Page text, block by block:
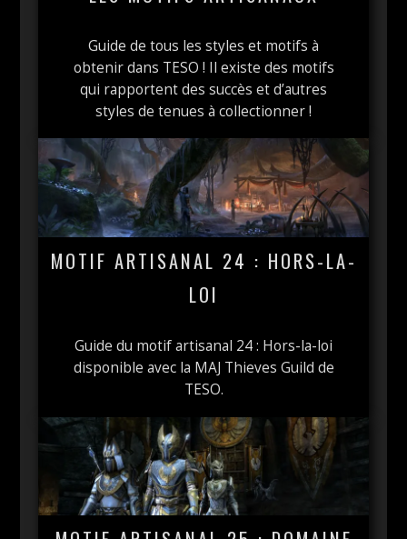
Guide de tous les styles et motifs à
obtenir dans TESO ! Il existe des motifs
qui rapportent des succès et d’autres
styles de tenues à collectionner !
MOTIF ARTISANAL 24 : HORS-LA-
LOI
Guide du motif artisanal 24 : Hors-la-loi
disponible avec la MAJ Thieves Guild de
TESO.